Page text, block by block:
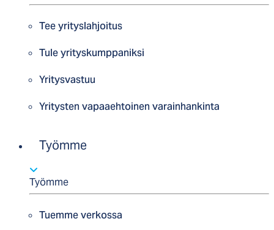
Tee yrityslahjoitus
Tule yrityskumppaniksi
Yritysvastuu
Yritysten vapaaehtoinen varainhankinta
Työmme
Työmme
Tuemme verkossa